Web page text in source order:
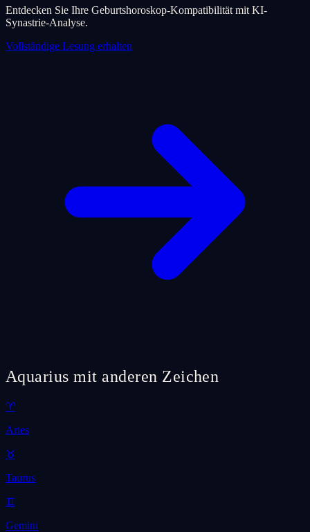
Entdecken Sie Ihre Geburtshoroskop-Kompatibilität mit KI-
Synastrie-Analyse.
Vollständige Lesung erhalten
Aquarius mit anderen Zeichen
♈
Aries
♉
Taurus
♊
Gemini